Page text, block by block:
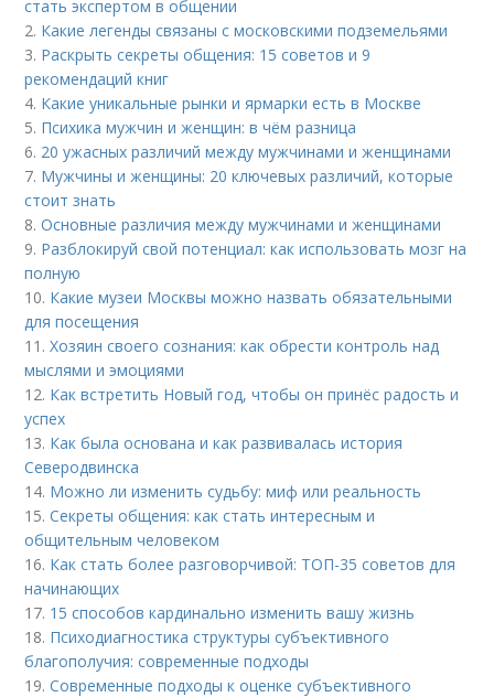
стать экспертом в общении
2. Какие легенды связаны с московскими подземельями
3. Раскрыть секреты общения: 15 советов и 9
рекомендаций книг
4. Какие уникальные рынки и ярмарки есть в Москве
5. Психика мужчин и женщин: в чём разница
6. 20 ужасных различий между мужчинами и женщинами
7. Мужчины и женщины: 20 ключевых различий, которые
стоит знать
8.Основные различия между мужчинами и женщинами
9. Разблокируй свой потенциал: как использовать мозг на
полную
10. Какие музеи Москвы можно назвать обязательными
для посещения
11.Хозяин своего сознания: как обрести контроль над
мыслями и эмоциями
12. Как встретить Новый год, чтобы он принёс радость и
успех
13. Как была основана и как развивалась история
Северодвинска
14. Можно ли изменить судьбу: миф или реальность
15.Секреты общения: как стать интересным и
общительным человеком
16. Как стать более разговорчивой: ТОП-35 советов для
начинающих
17. 15 способов кардинально изменить вашу жизнь
18. Психодиагностика структуры субъективного
благополучия: современные подходы
19.Современные подходы к оценке субъективного